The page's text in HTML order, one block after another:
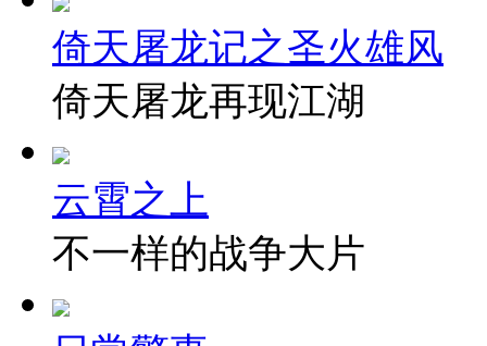
倚天屠龙记之圣火雄风
倚天屠龙再现江湖
云霄之上
不一样的战争大片